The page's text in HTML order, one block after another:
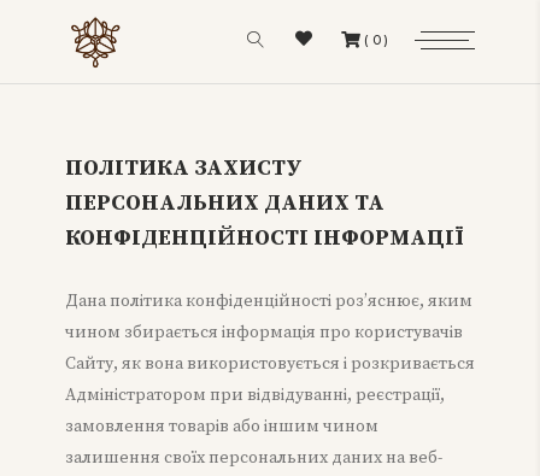
(0)
ПОЛІТИКА ЗАХИСТУ
ПЕРСОНАЛЬНИХ ДАНИХ ТА
КОНФІДЕНЦІЙНОСТІ ІНФОРМАЦІЇ
Дана політика конфіденційності роз’яснює, яким
чином збирається інформація про користувачів
Сайту, як вона використовується і розкривається
Адміністратором при відвідуванні, реєстрації,
замовлення товарів або іншим чином
залишення своїх персональних даних на веб-